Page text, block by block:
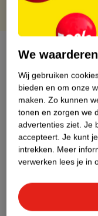
Over dit
Etiketinformatie
Nature Impact
We
Wij gebruiken
bieden en om onze
maken. Zo kunnen
tonen en zorgen we
advertenties ziet. Je
accepteert. Je kunt
intrekken. Meer
verwerken lees je in